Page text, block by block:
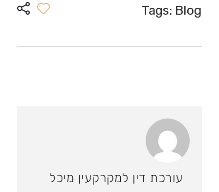
Tags: Blog
עורכת דין למקרקעין מיכל